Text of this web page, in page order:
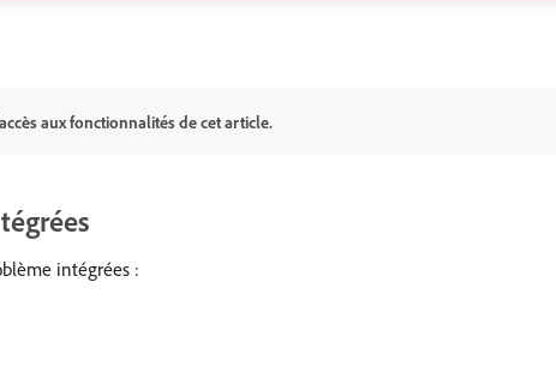
aux fonctionnalités de cet article.
intégrées :